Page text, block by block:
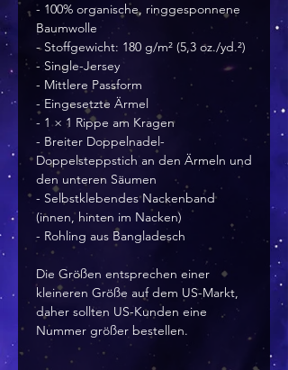
- 100% organische, ringgesponnene
Baumwolle
- Stoffgewicht: 180 g/m² (5,3 oz./yd.²)
- Single-Jersey
- Mittlere Passform
- Eingesetzte Ärmel
- 1 × 1 Rippe am Kragen
- Breiter Doppelnadel-
Doppelsteppstich an den Ärmeln und
den unteren Säumen
- Selbstklebendes Nackenband
(innen, hinten im Nacken)
- Rohling aus Bangladesch
Die Größen entsprechen einer
kleineren Größe auf dem US-Markt,
daher sollten US-Kunden eine
Nummer größer bestellen.